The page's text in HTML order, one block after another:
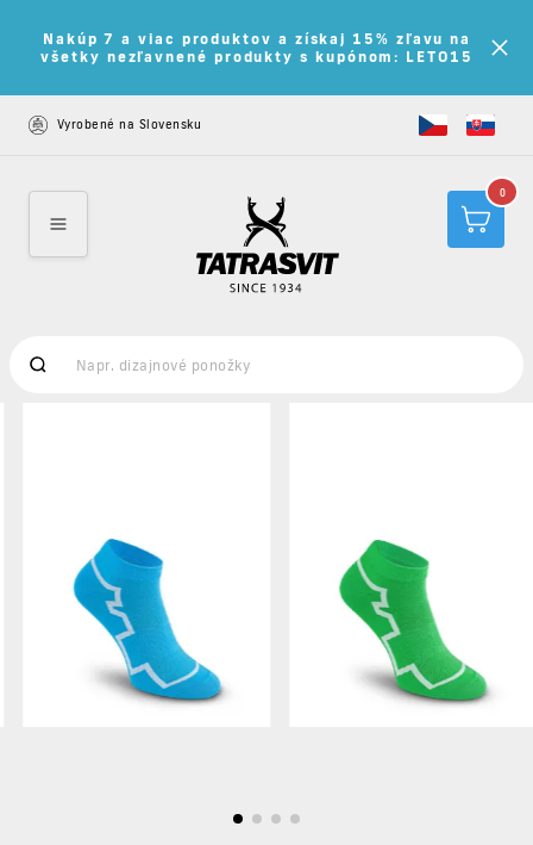
Nakúp 7 a viac produktov a získaj 15% zľavu na
všetky nezľavnené produkty s kupónom: LETO15
Vyrobené na Slovensku
0